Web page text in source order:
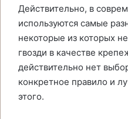
Действительно, в
используются самые
некоторые из которых
гвозди в качестве
действительно нет
конкретное правило и
этого.